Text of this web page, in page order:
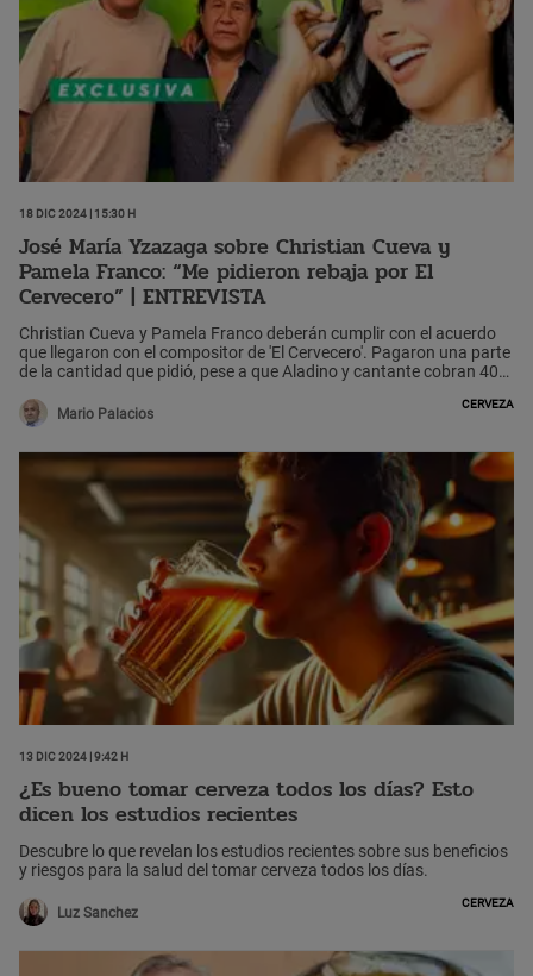
18 Dic 2024 | 15:30 h
José María Yzazaga sobre Christian Cueva y
Pamela Franco: “Me pidieron rebaja por El
Cervecero” | ENTREVISTA
Christian Cueva y Pamela Franco deberán cumplir con el acuerdo
que llegaron con el compositor de 'El Cervecero'. Pagaron una parte
de la cantidad que pidió, pese a que Aladino y cantante cobran 40
Mario Palacios
Cerveza
13 Dic 2024 | 9:42 h
¿Es bueno tomar cerveza todos los días? Esto
dicen los estudios recientes
Descubre lo que revelan los estudios recientes sobre sus beneficios
y riesgos para la salud del tomar cerveza todos los días.
Luz Sanchez
Cerveza